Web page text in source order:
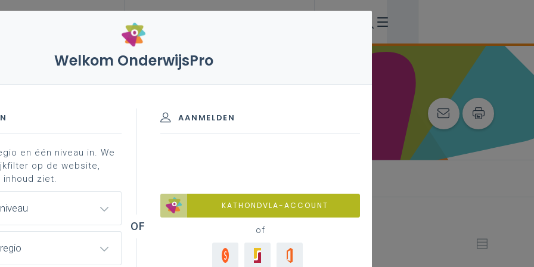
bedrijfsvoertuigen - 7de leerjaar
en lichte
aangedreven voertuigen
Welkom OnderwijsPro
AANMELDEN
KATHONDVLA-ACCOUNT
of
en één niveau in. We
op de website,
ziet.